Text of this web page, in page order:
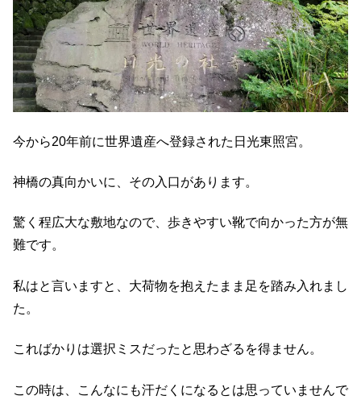
今から20年前に世界遺産へ登録された日光東照宮。
神橋の真向かいに、その入口があります。
驚く程広大な敷地なので、歩きやすい靴で向かった方が無
難です。
私はと言いますと、大荷物を抱えたまま足を踏み入れまし
た。
こればかりは選択ミスだったと思わざるを得ません。
この時は、こんなにも汗だくになるとは思っていませんで